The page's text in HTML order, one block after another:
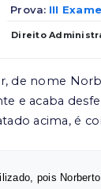
Prova: III
Direito
de nome
e acaba
acima, é
pois